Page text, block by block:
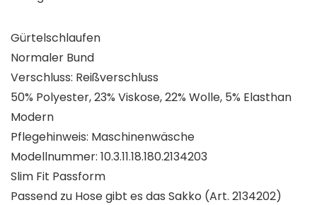
Gürtelschlaufen
Normaler Bund
Verschluss: Reißverschluss
50% Polyester, 23% Viskose, 22% Wolle, 5% Elasthan
Modern
Pflegehinweis: Maschinenwäsche
Modellnummer: 10.3.11.18.180.2134203
Slim Fit Passform
Passend zu Hose gibt es das Sakko (Art. 2134202)